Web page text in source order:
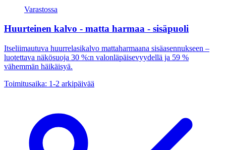
Varastossa
Huurteinen kalvo - matta harmaa - sisäpuoli
Itseliimautuva huurrelasikalvo mattaharmaana sisäasennukseen –
luotettava näkösuoja 30 %:n valonläpäisevyydellä ja 59 %
vähemmän häikäisyä.
Toimitusaika: 1-2 arkipäivää